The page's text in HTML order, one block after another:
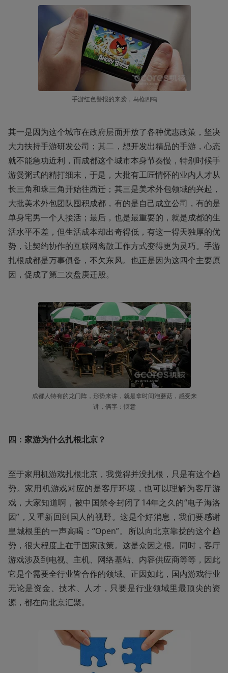
手游红色警报的来袭，鸟枪四鸣
其一是因为这个城市在政府层面开放了各种优惠政策，坚决
大力扶持手游研发公司；其二，想开发出精品的手游，心态
就不能急功近利，而成都这个城市本身节奏慢，特别时候手
游煲粥式的精打细末，于是，大批有工匠情怀的业内人才从
长三角和珠三角开始往西迁；其三是美术外包领域的兴起，
大批美术外包团队囤积成都，有的是自己成立公司，有的是
单身宅男一个人接活；最后，也是最重要的，就是成都的生
活水平不差，但生活成本却出奇得低，有这一得天独厚的优
势，让契约协作的互联网离散工作方式变得更为灵巧。手游
扎根成都是万事俱备，不欠东风。也正是因为这四个主要原
因，促成了第二次盘庚迁殷。
成都人特有的龙门阵，形势来讲，就是拿时间泡蘑菇，感受来
讲，俩字：惬意
四：家游为什么扎根北京？
至于家用机游戏扎根北京，我觉得并没扎根，只是有这个趋
势。家用机游戏对应的是客厅环境，也可以理解为客厅游
戏，大家知道啊，被中国禁令封闭了14年之久的“电子海洛
因”，又重新回到国人的视野。这是个好消息，我们要感谢
皇城根里的一声高喝：“Open”。所以向北京靠拢的这个趋
势，很大程度上在于国家政策。这是众因之根。同时，客厅
游戏涉及到电视、主机、网络基站、内容供应商等等，因此
它是个需要全行业皆合作的领域。正因如此，国内游戏行业
无论是资金、技术、人才，只要是行业领域里最顶尖的资
源，都在向北京汇聚。